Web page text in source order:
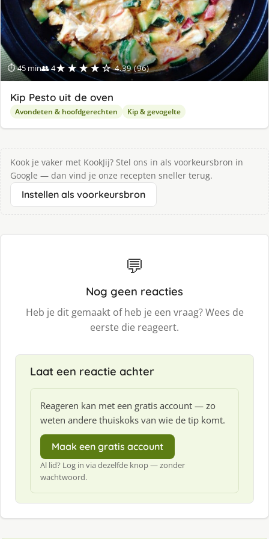
⏱ 45 min👥 4★★★★☆ 4.39 (96)
Kip Pesto uit de oven
Avondeten & hoofdgerechten Kip & gevogelte
Kook je vaker met KookJij? Stel ons in als voorkeursbron in
Google — dan vind je onze recepten sneller terug.
Instellen als voorkeursbron
💬
Nog geen reacties
Heb je dit gemaakt of heb je een vraag? Wees de
eerste die reageert.
Laat een reactie achter
Reageren kan met een gratis account — zo
weten andere thuiskoks van wie de tip komt.
Maak een gratis account
Al lid? Log in via dezelfde knop — zonder
wachtwoord.